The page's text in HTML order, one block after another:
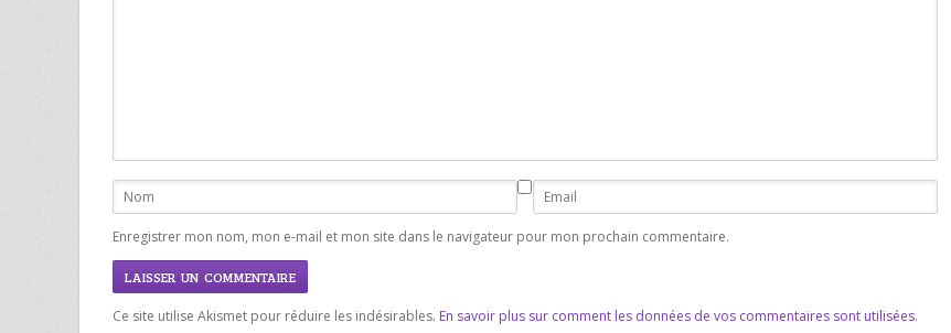
Enregistrer mon nom, mon e-mail et mon site dans le navigateur pour mon prochain commentaire.
Ce site utilise Akismet pour réduire les indésirables. En savoir plus sur comment les données de vos commentaires sont utilisées.